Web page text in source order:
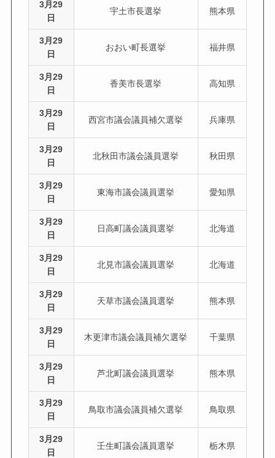
3月29
日
宇土市長選挙 熊本県
3月29
日
おおい町長選挙 福井県
3月29
日
香美市長選挙 高知県
3月29
日
西宮市議会議員補欠選挙 兵庫県
3月29
日
北秋田市議会議員選挙 秋田県
3月29
日
東海市議会議員選挙 愛知県
3月29
日
日高町議会議員選挙 北海道
3月29
日
北見市議会議員選挙 北海道
3月29
日
天草市議会議員選挙 熊本県
3月29
日
木更津市議会議員補欠選挙 千葉県
3月29
日
芦北町議会議員選挙 熊本県
3月29
日
鳥取市議会議員補欠選挙 鳥取県
3月29
日
壬生町議会議員選挙 栃木県